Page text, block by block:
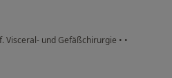
Visceral- und Gefäßchirurgie • •